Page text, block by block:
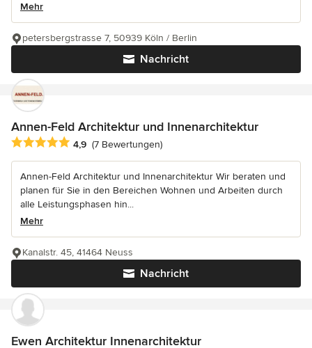
Mehr
Nachricht
petersbergstrasse 7, 50939 Köln / Berlin
Annen-Feld Architektur und Innenarchitektur
Durchschnittliche Bewertung: 4.9 von 5 Sternen
4,9 (7 Bewertungen)
Annen-Feld Architektur und Innenarchitektur Wir beraten und
planen für Sie in den Bereichen Wohnen und Arbeiten durch
alle Leistungsphasen hin...
Mehr
Nachricht
Kanalstr. 45, 41464 Neuss
Ewen Architektur Innenarchitektur